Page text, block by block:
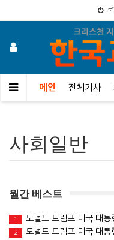
로
메인 전체기사
사회일반
월간 베스트
1 도널드 트럼프 미국 대통
2 도널드 트럼프 미국 대통령, 광